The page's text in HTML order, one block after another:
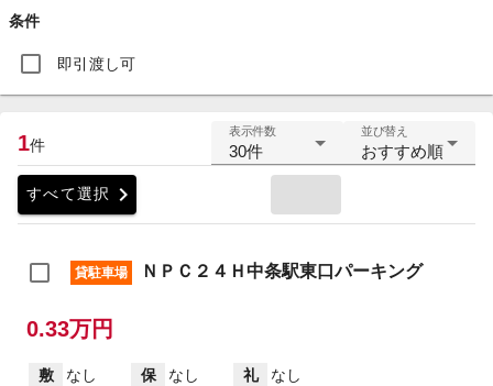
条件
即引渡し可
1件
表示件数
30件
並び替え
おすすめ順
すべて選択 chevron_right
貸駐車場 ＮＰＣ２４Ｈ中条駅東口パーキング
0.33万円
敷 なし 保 なし 礼
なし